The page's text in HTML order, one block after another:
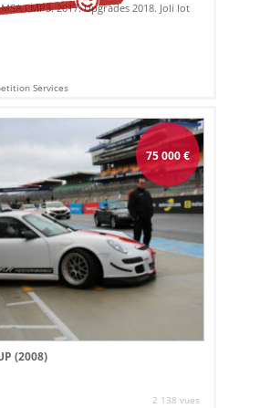
LMP3. 2017. Upgrades 2018. Joli lot
Services
75 000€
(2008)
2 138 vues